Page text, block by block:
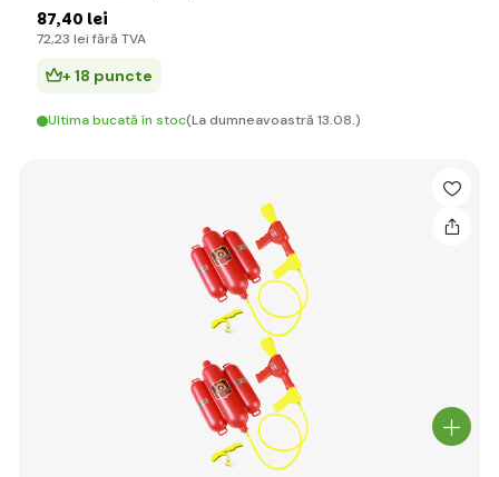
87,40 lei
72,23 lei fără TVA
+ 18 puncte
Ultima bucată în stoc(La dumneavoastră 13.08.)